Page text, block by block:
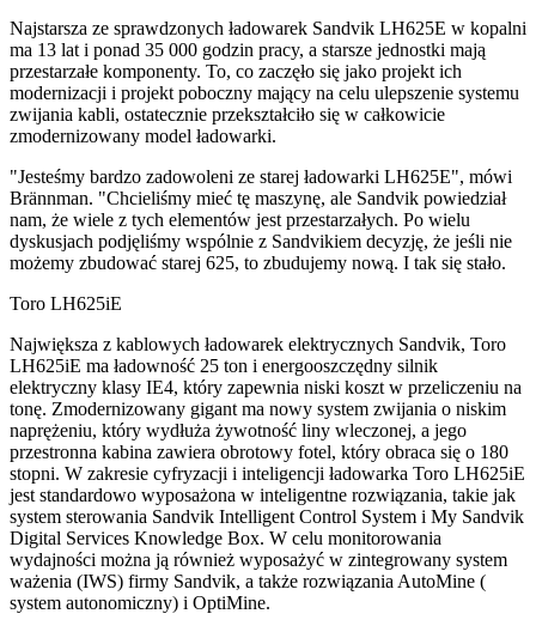
Najstarsza ze sprawdzonych ładowarek Sandvik LH625E w kopalni
ma 13 lat i ponad 35 000 godzin pracy, a starsze jednostki mają
przestarzałe komponenty. To, co zaczęło się jako projekt ich
modernizacji i projekt poboczny mający na celu ulepszenie systemu
zwijania kabli, ostatecznie przekształciło się w całkowicie
zmodernizowany model ładowarki.
"Jesteśmy bardzo zadowoleni ze starej ładowarki LH625E", mówi
Brännman. "Chcieliśmy mieć tę maszynę, ale Sandvik powiedział
nam, że wiele z tych elementów jest przestarzałych. Po wielu
dyskusjach podjęliśmy wspólnie z Sandvikiem decyzję, że jeśli nie
możemy zbudować starej 625, to zbudujemy nową. I tak się stało.
Toro LH625iE
Największa z kablowych ładowarek elektrycznych Sandvik, Toro
LH625iE ma ładowność 25 ton i energooszczędny silnik
elektryczny klasy IE4, który zapewnia niski koszt w przeliczeniu na
tonę. Zmodernizowany gigant ma nowy system zwijania o niskim
naprężeniu, który wydłuża żywotność liny wleczonej, a jego
przestronna kabina zawiera obrotowy fotel, który obraca się o 180
stopni. W zakresie cyfryzacji i inteligencji ładowarka Toro LH625iE
jest standardowo wyposażona w inteligentne rozwiązania, takie jak
system sterowania Sandvik Intelligent Control System i My Sandvik
Digital Services Knowledge Box. W celu monitorowania
wydajności można ją również wyposażyć w zintegrowany system
ważenia (IWS) firmy Sandvik, a także rozwiązania AutoMine (
system autonomiczny) i OptiMine.